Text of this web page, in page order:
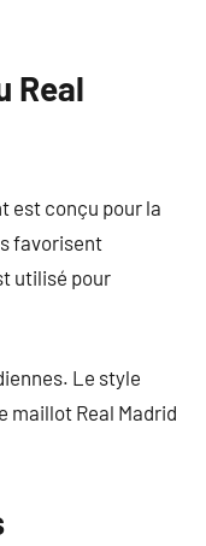
Real
est conçu pour la
favorisent
utilisé pour
Le style
maillot Real Madrid